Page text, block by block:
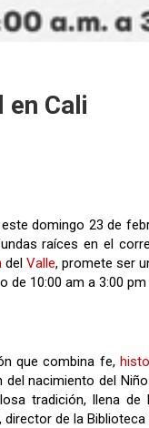
en Cali
domingo 23 de
raíces en el
delValle, promete ser
de 10:00 am a 3:00 pm
que combina fe,
nacimiento del
tradición, llena de
de la Biblioteca